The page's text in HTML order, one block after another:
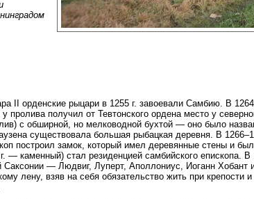
II орденские рыцари в 1255 г. завоевали Самбию. В
получил от Тевтонского ордена место у
с обширной, но мелководной бухтой — оно было
существовала большая рыбацкая деревня. В
построил замок, который имел деревянные стены и
— каменный) стал резиденцией самбийского епископа. В
Саксонии — Людвиг, Луперт, Аполлониус, Иоганн Хобант
лену, взяв на себя обязательство жить при крепости